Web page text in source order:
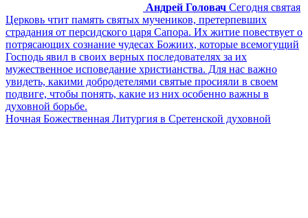
Андрей Головач Сегодня святая
Церковь чтит память святых мучеников, претерпевших
страдания от персидского царя Сапора. Их житие повествует о
потрясающих сознание чудесах Божиих, которые всемогущий
Господь явил в своих верных последователях за их
мужественное исповедание христианства. Для нас важно
увидеть, какими добродетелями святые просияли в своем
подвиге, чтобы понять, какие из них особенно важны в
духовной борьбе.
Ночная Божественная Литургия в Сретенской духовной